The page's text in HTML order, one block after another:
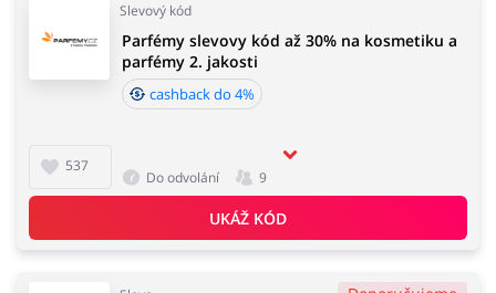
Slevový kód
537
Parfémy slevovy kód až 30% na kosmetiku a
parfémy 2. jakosti
cashback do 4%
Do odvolání 9
UKÁŽ KÓD